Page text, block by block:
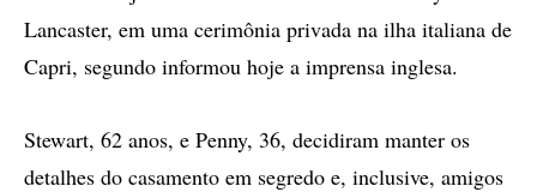
Lancaster, em uma cerimônia privada na ilha italiana de
Capri, segundo informou hoje a imprensa inglesa.
Stewart, 62 anos, e Penny, 36, decidiram manter os
detalhes do casamento em segredo e, inclusive, amigos